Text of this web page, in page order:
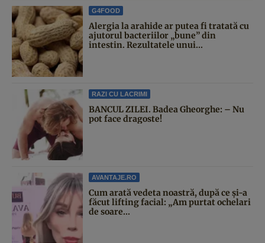
G4FOOD
Alergia la arahide ar putea fi tratată cu
ajutorul bacteriilor „bune” din
intestin. Rezultatele unui...
RAZI CU LACRIMI
BANCUL ZILEI. Badea Gheorghe: – Nu
pot face dragoste!
AVANTAJE.RO
Cum arată vedeta noastră, după ce și-a
făcut lifting facial: „Am purtat ochelari
de soare...